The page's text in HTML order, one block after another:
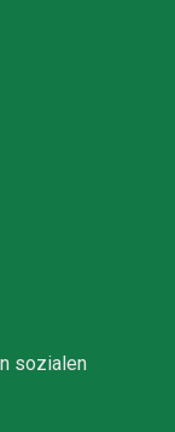
sozialen